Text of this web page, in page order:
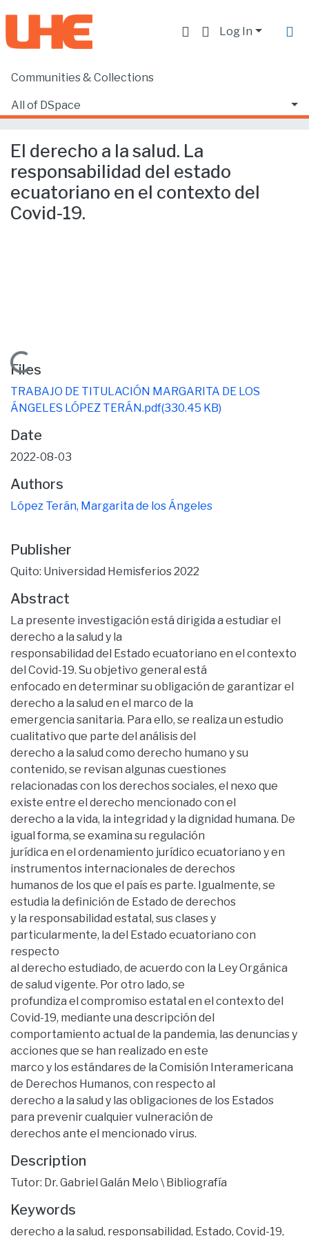
Log In
Communities & Collections
All of DSpace
Home
Facultad de Derecho
El derecho a la salud. La responsabilidad del estado ecuatoriano en el contexto del Covid-19.
El derecho a la salud. La
responsabilidad del estado
ecuatoriano en el contexto del
Covid-19.
Loading...
Files
TRABAJO DE TITULACIÓN MARGARITA DE LOS
ÁNGELES LÓPEZ TERÁN.pdf(330.45 KB)
Date
2022-08-03
Authors
López Terán, Margarita de los Ángeles
Publisher
Quito: Universidad Hemisferios 2022
Abstract
La presente investigación está dirigida a estudiar el
derecho a la salud y la
responsabilidad del Estado ecuatoriano en el contexto
del Covid-19. Su objetivo general está
enfocado en determinar su obligación de garantizar el
derecho a la salud en el marco de la
emergencia sanitaria. Para ello, se realiza un estudio
cualitativo que parte del análisis del
derecho a la salud como derecho humano y su
contenido, se revisan algunas cuestiones
relacionadas con los derechos sociales, el nexo que
existe entre el derecho mencionado con el
derecho a la vida, la integridad y la dignidad humana. De
igual forma, se examina su regulación
jurídica en el ordenamiento jurídico ecuatoriano y en
instrumentos internacionales de derechos
humanos de los que el país es parte. Igualmente, se
estudia la definición de Estado de derechos
y la responsabilidad estatal, sus clases y
particularmente, la del Estado ecuatoriano con
respecto
al derecho estudiado, de acuerdo con la Ley Orgánica
de salud vigente. Por otro lado, se
profundiza el compromiso estatal en el contexto del
Covid-19, mediante una descripción del
comportamiento actual de la pandemia, las denuncias y
acciones que se han realizado en este
marco y los estándares de la Comisión Interamericana
de Derechos Humanos, con respecto al
derecho a la salud y las obligaciones de los Estados
para prevenir cualquier vulneración de
derechos ante el mencionado virus.
Description
Tutor: Dr. Gabriel Galán Melo \ Bibliografía
Keywords
derecho a la salud, responsabilidad, Estado, Covid-19,